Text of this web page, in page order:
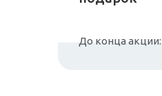
До конца акции: